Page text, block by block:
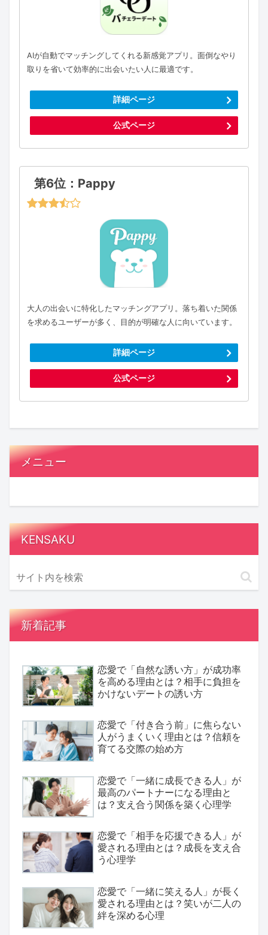
AIが自動でマッチングしてくれる新感覚アプリ。面倒なやり
取りを省いて効率的に出会いたい人に最適です。
詳細ページ
公式ページ
第6位：Pappy
大人の出会いに特化したマッチングアプリ。落ち着いた関係
を求めるユーザーが多く、目的が明確な人に向いています。
詳細ページ
公式ページ
メニュー
KENSAKU
新着記事
恋愛で「自然な誘い方」が成功率
を高める理由とは？相手に負担を
かけないデートの誘い方
恋愛で「付き合う前」に焦らない
人がうまくいく理由とは？信頼を
育てる交際の始め方
恋愛で「一緒に成長できる人」が
最高のパートナーになる理由と
は？支え合う関係を築く心理学
恋愛で「相手を応援できる人」が
愛される理由とは？成長を支え合
う心理学
恋愛で「一緒に笑える人」が長く
愛される理由とは？笑いが二人の
絆を深める心理